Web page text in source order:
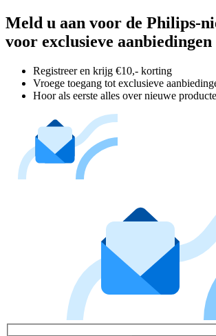
Meld u aan voor de Philips-
voor exclusieve aanbiedingen
Registreer en krijg €10,- korting
Vroege toegang tot exclusieve
Hoor als eerste alles over nieuwe